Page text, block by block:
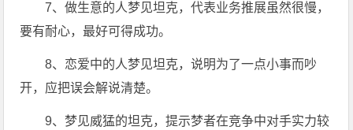
7、做生意的人梦见坦克，代表业务推展虽然很慢，
要有耐心，最好可得成功。
8、恋爱中的人梦见坦克，说明为了一点小事而吵
开，应把误会解说清楚。
9、梦见威猛的坦克，提示梦者在竞争中对手实力较